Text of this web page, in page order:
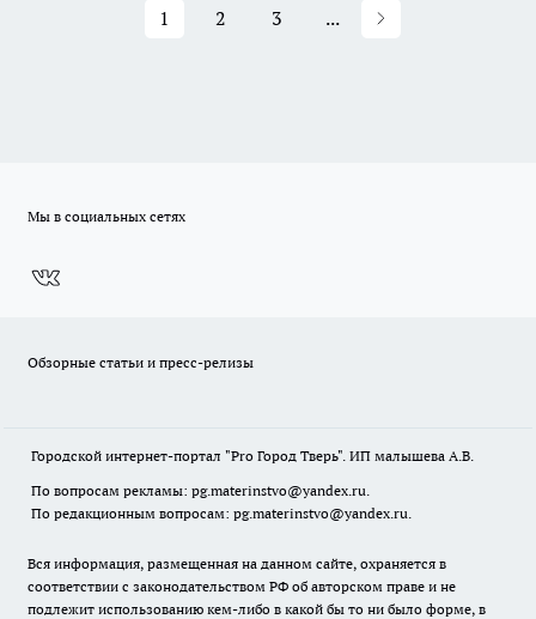
1 2 3 ...
Мы в социальных сетях
Обзорные статьи и пресс-релизы
Городской интернет-портал "Pro Город Тверь". ИП малышева А.В.
По вопросам рекламы: pg.materinstvo@yandex.ru.
По редакционным вопросам: pg.materinstvo@yandex.ru.
Вся информация, размещенная на данном сайте, охраняется в
соответствии с законодательством РФ об авторском праве и не
подлежит использованию кем-либо в какой бы то ни было форме, в